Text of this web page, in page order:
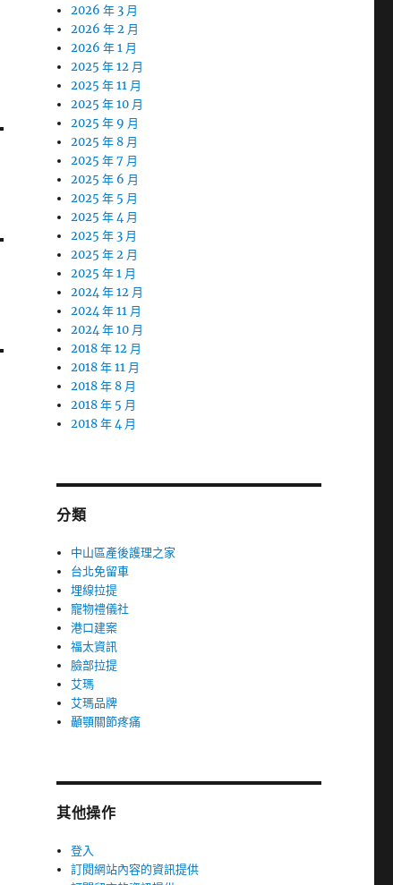
2026 年 3 月
2026 年 2 月
2026 年 1 月
2025 年 12 月
2025 年 11 月
2025 年 10 月
2025 年 9 月
2025 年 8 月
2025 年 7 月
2025 年 6 月
2025 年 5 月
2025 年 4 月
2025 年 3 月
2025 年 2 月
2025 年 1 月
2024 年 12 月
2024 年 11 月
2024 年 10 月
2018 年 12 月
2018 年 11 月
2018 年 8 月
2018 年 5 月
2018 年 4 月
分類
中山區產後護理之家
台北免留車
埋線拉提
寵物禮儀社
港口建案
福太資訊
臉部拉提
艾瑪
艾瑪品牌
顳顎關節疼痛
其他操作
登入
訂閱網站內容的資訊提供